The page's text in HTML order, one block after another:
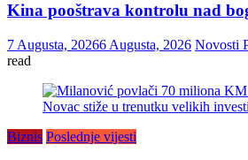
Kina pooštrava kontrolu nad
7 Augusta, 20266 Augusta, 2026 Novosti
read
Biznis Poslednje vijesti